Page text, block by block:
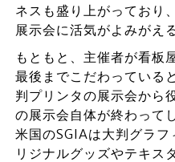
ネスも盛り上がっており
展示会に活気がよみがえ
もともと、主催者が看板
最後までこだわっている
判プリンタの展示会から
の展示会自体が終わって
米国のSGIAは大判グラ
リジナルグッズやテキス